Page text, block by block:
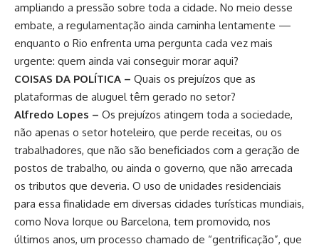
ampliando a pressão sobre toda a cidade. No meio desse
embate, a regulamentação ainda caminha lentamente —
enquanto o Rio enfrenta uma pergunta cada vez mais
urgente: quem ainda vai conseguir morar aqui?
COISAS DA POLÍTICA – Quais os prejuízos que as
plataformas de aluguel têm gerado no setor?
Alfredo Lopes – Os prejuízos atingem toda a sociedade,
não apenas o setor hoteleiro, que perde receitas, ou os
trabalhadores, que não são beneficiados com a geração de
postos de trabalho, ou ainda o governo, que não arrecada
os tributos que deveria. O uso de unidades residenciais
para essa finalidade em diversas cidades turísticas mundiais,
como Nova Iorque ou Barcelona, tem promovido, nos
últimos anos, um processo chamado de “gentrificação”, que